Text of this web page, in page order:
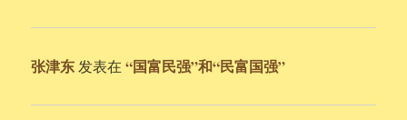
张津东 发表在“国富民强”和“民富国强”